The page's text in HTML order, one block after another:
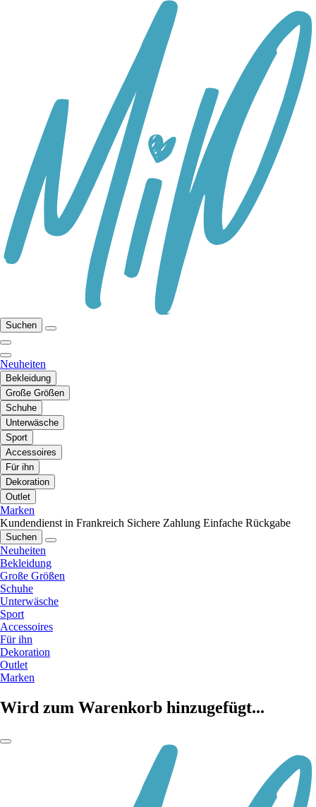
Suchen
Neuheiten
Bekleidung
Große Größen
Schuhe
Unterwäsche
Sport
Accessoires
Für ihn
Dekoration
Outlet
Marken
Kundendienst in Frankreich Sichere Zahlung Einfache Rückgabe
Suchen
Neuheiten
Bekleidung
Große Größen
Schuhe
Unterwäsche
Sport
Accessoires
Für ihn
Dekoration
Outlet
Marken
Wird zum Warenkorb hinzugefügt...